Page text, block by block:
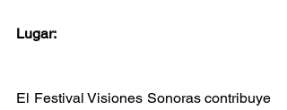
Lugar:
El Festival Visiones Sonoras contribuye